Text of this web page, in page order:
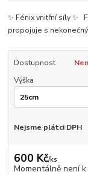
✨ Fénix vnitřní síly ✨
propojuje s
Dostupnost
Výška
Nejsme plátci DPH
600 Kč/ks
Momentálně není